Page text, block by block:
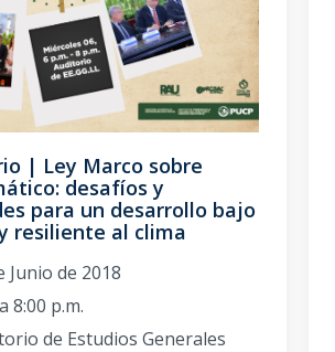
| Ley Marco sobre
desafíos y
para un desarrollo bajo
resiliente al clima
Junio de 2018
8:00 p.m.
de Estudios Generales